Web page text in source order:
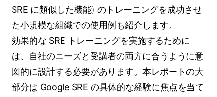
SRE に類似した機能) のトレーニングを成功させ
た小規模な組織での使用例も紹介します。
効果的な SRE トレーニングを実施するために
は、自社のニーズと受講者の両方に合うように意
図的に設計する必要があります。本レポートの大
部分は Google SRE の具体的な経験に焦点を当て